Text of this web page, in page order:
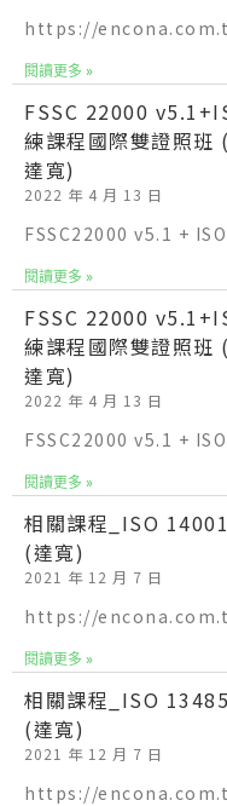
https://
閱讀更多 »
FSSC 22000
練課程國際雙證照
達寬)
2022 年 4 月 13 日
FSSC22000 v5.1 +
閱讀更多 »
FSSC 22000
練課程國際雙證照
達寬)
2022 年 4 月 13 日
FSSC22000 v5.1 +
閱讀更多 »
相關課程_ISO
(達寬)
2021 年 12 月 7 日
https://
閱讀更多 »
相關課程_ISO
(達寬)
2021 年 12 月 7 日
https://